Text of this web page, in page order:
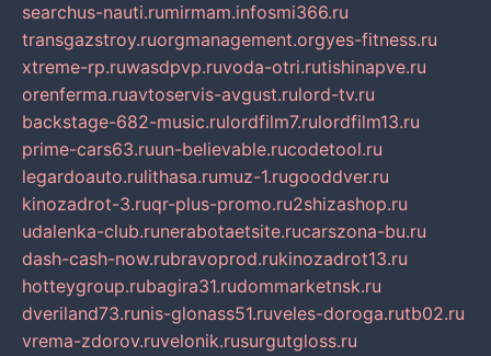
searchus-nauti.rumirmam.infosmi366.ru
transgazstroy.ruorgmanagement.orgyes-fitness.ru
xtreme-rp.ruwasdpvp.ruvoda-otri.rutishinapve.ru
orenferma.ruavtoservis-avgust.rulord-tv.ru
backstage-682-music.rulordfilm7.rulordfilm13.ru
prime-cars63.ruun-believable.rucodetool.ru
legardoauto.rulithasa.rumuz-1.rugooddver.ru
kinozadrot-3.ruqr-plus-promo.ru2shizashop.ru
udalenka-club.runerabotaetsite.rucarszona-bu.ru
dash-cash-now.rubravoprod.rukinozadrot13.ru
hotteygroup.rubagira31.rudommarketnsk.ru
dveriland73.runis-glonass51.ruveles-doroga.rutb02.ru
vrema-zdorov.ruvelonik.rusurgutgloss.ru